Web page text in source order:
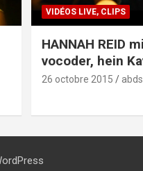
VIDÉOS LIVE, CLIPS
HANNAH REID
vocoder, hein
26 octobre 2015